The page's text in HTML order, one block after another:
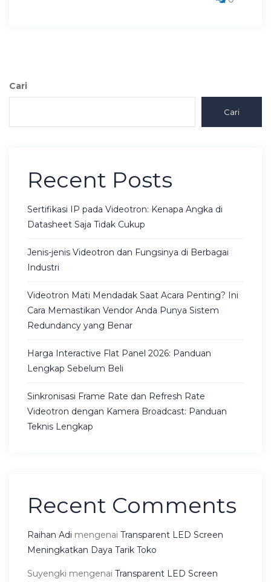
Cari
Cari
Recent Posts
Sertifikasi IP pada Videotron: Kenapa Angka di
Datasheet Saja Tidak Cukup
Jenis-jenis Videotron dan Fungsinya di Berbagai
Industri
Videotron Mati Mendadak Saat Acara Penting? Ini
Cara Memastikan Vendor Anda Punya Sistem
Redundancy yang Benar
Harga Interactive Flat Panel 2026: Panduan
Lengkap Sebelum Beli
Sinkronisasi Frame Rate dan Refresh Rate
Videotron dengan Kamera Broadcast: Panduan
Teknis Lengkap
Recent Comments
Raihan Adi mengenai Transparent LED Screen
Meningkatkan Daya Tarik Toko
Suyengki mengenai Transparent LED Screen